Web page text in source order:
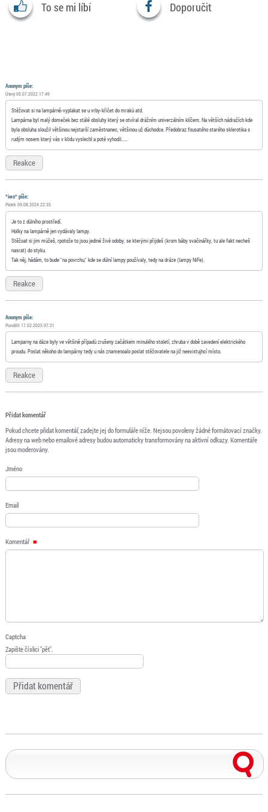
To se mi líbí Doporučit
Anonympíše:
Úterý 05.07.2022 17:49
Stěžovat si na lampárně-vyplakat se u vrby-křičet do mraků atd.
Lampárna byl malý domeček bez stálé obsluhy který se otvíral drážním univerzálním klíčem. Na větších nádražích kde
byla obsluha sloužil většinou nejstarší zaměstnanec, většinou už důchodce. Předobraz fousatého starého sklerotika s
rudým nosem který vás v klidu vyslechl a poté vyhodil.....
Reakce
*iwo* píše:
Pátek 09.08.2024 22:35
Je to z důlního prostředí.
Holky na lampárně jen vydávaly lampy.
Stěžoat si jim můžeš, rpotože to jsou jediné živé odoby, se kterými přijdeš (krom báby svačinářky, tu ale fakt necheš
nasrat) do styku.
Tak něj, hádám, to bude "na povrchu," kde se důlní lampy používaly, tedy na dráze (lampy NiFe).
Reakce
Anonympíše:
Pondělí 17.02.2025 07:21
Lamparny na dáze byly ve většině případů zrušeny začátkem minulého století, zhruba v době zavedení elektrického
proudu. Poslat někoho do lampárny tedy u nás znamenoalo poslat stěžovatele na již neexistujhcí místo.
Reakce
Přidat komentář
Pokud chcete přidat komentář, zadejte jej do formuláře níže. Nejsou povoleny žádné formátovací značky.
Adresy na web nebo emailové adresy budou automaticky transformovány na aktivní odkazy. Komentáře
jsou moderovány.
Jméno
Email
Komentář
Captcha
Zapište číslici "pět".